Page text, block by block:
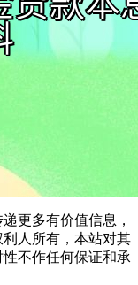
更多有价值信息，
人所有，本站对其
不作任何保证和承